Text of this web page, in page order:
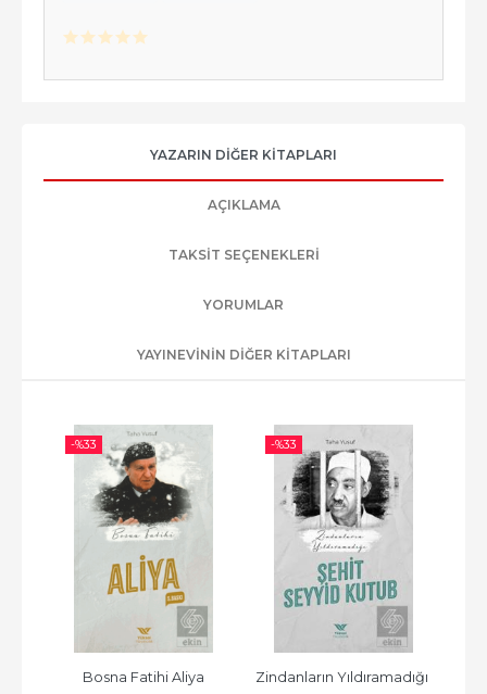
YAZARIN DIĞER KITAPLARI
AÇIKLAMA
TAKSIT SEÇENEKLERI
YORUMLAR
YAYINEVININ DIĞER KITAPLARI
-%33
Bosna Fatihi Aliya
-%33
Zindanların Yıldıramadığı